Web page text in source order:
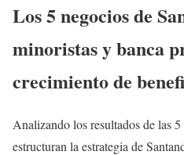
Los 5 negocios de
minoristas y banca
crecimiento de
Analizando los resultados de las
estructuran la estrategia de